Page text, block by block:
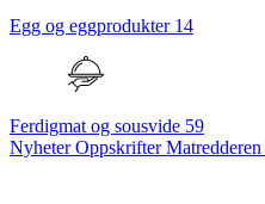
Egg og eggprodukter 14
Ferdigmat og sousvide 59
NyheterOppskrifterMatredderen